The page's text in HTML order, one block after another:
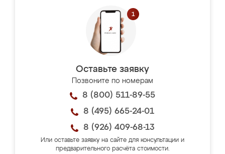
Оставьте заявку
Позвоните по номерам
8 (800) 511-89-55
8 (495) 665-24-01
8 (926) 409-68-13
Или оставьте заявку на сайте для консультации и
предварительного расчёта стоимости.